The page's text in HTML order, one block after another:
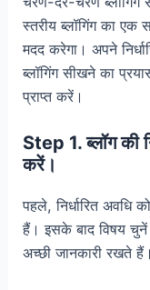
स्तरीय ब्लॉगिंग का एक
मदद करेगा। अपने
ब्लॉगिंग सीखने का
प्राप्त करें।
Step 1. ब्लॉग की
करें।
पहले, निर्धारित
हैं। इसके बाद विषय
अच्छी जानकारी रखते हैं।